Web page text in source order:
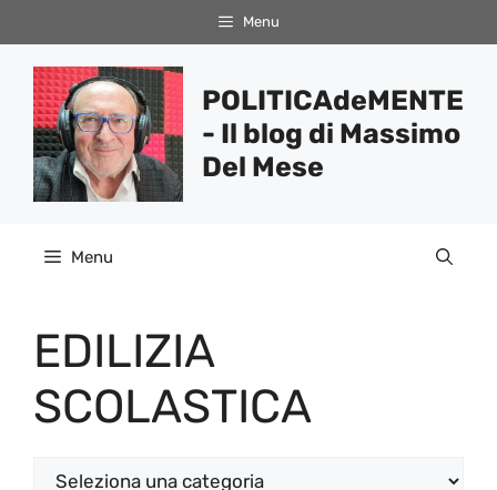
al
contenuto
Menu
POLITICAdeMENTE
- Il blog di Massimo
Del Mese
Menu
EDILIZIA
SCOLASTICA
Categorie